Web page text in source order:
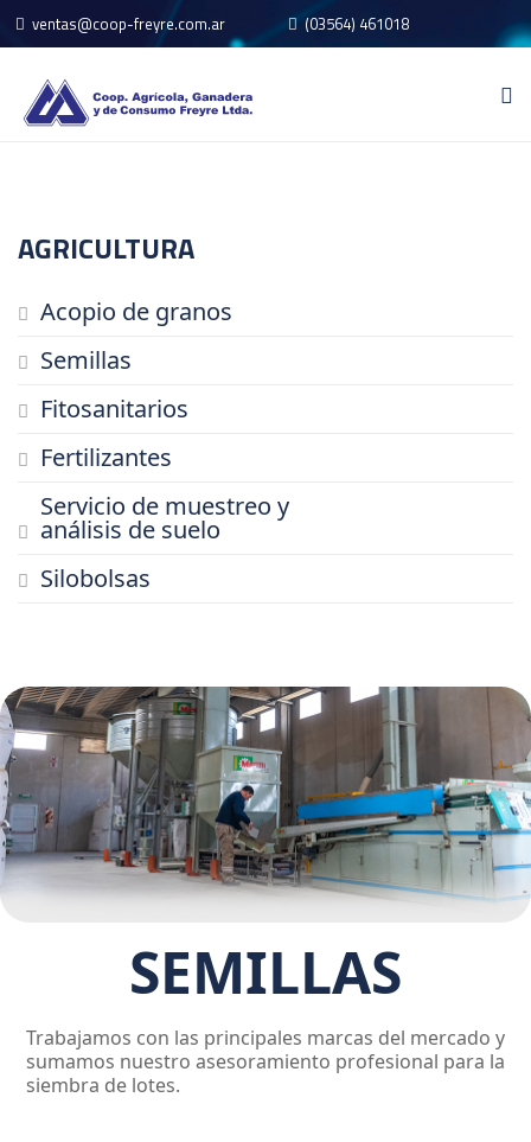
ventas@coop-freyre.com.ar
(03564) 461018
AGRICULTURA
Acopio de granos
Semillas
Fitosanitarios
Fertilizantes
Servicio de muestreo y
análisis de suelo
Silobolsas
SEMILLAS
Trabajamos con las principales marcas del mercado y
sumamos nuestro asesoramiento profesional para la
siembra de lotes.